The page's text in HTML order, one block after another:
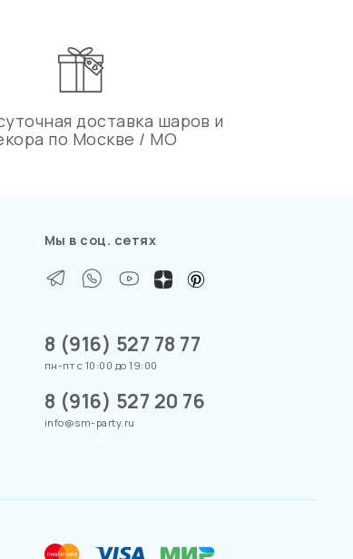
доставка шаров и
по Москве / МО
Мы в соц. сетях
8 (916) 527 78 77
пн-пт с 10:00 до 19:00
8 (916) 527 20 76
info@sm-party.ru